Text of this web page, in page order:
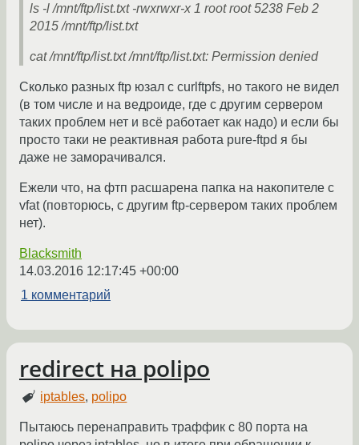
ls -l /mnt/ftp/list.txt -rwxrwxr-x 1 root root 5238 Feb 2
2015 /mnt/ftp/list.txt
cat /mnt/ftp/list.txt /mnt/ftp/list.txt: Permission denied
Сколько разных ftp юзал с curlftpfs, но такого не видел
(в том числе и на ведроиде, где с другим сервером
таких проблем нет и всё работает как надо) и если бы
просто таки не реактивная работа pure-ftpd я бы
даже не заморачивался.
Ежели что, на фтп расшарена папка на накопителе с
vfat (повторюсь, с другим ftp-сервером таких проблем
нет).
Blacksmith
14.03.2016 12:17:45 +00:00
1 комментарий
redirect на polipo
iptables, polipo
Пытаюсь перенаправить траффик c 80 порта на